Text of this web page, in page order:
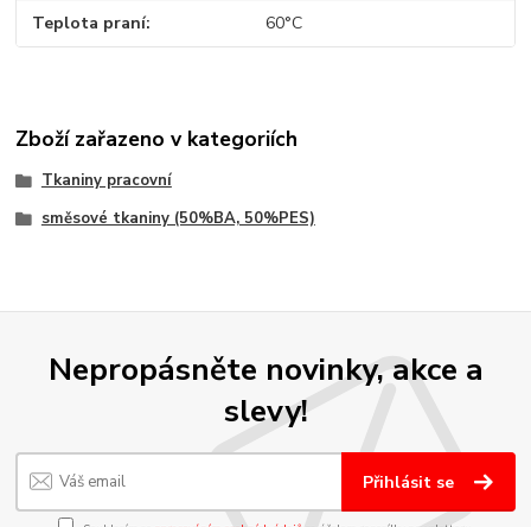
Teplota praní 60°C
Zboží zařazeno v kategoriích
Tkaniny pracovní
směsové tkaniny (50%BA, 50%PES)
Nepropásněte novinky, akce a
slevy!
Přihlásit se